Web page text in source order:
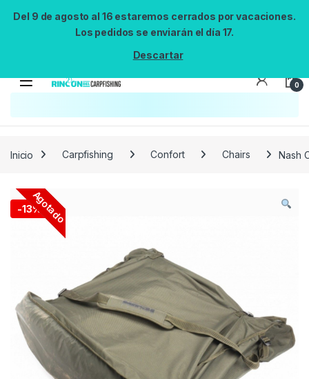
Del 9 de agosto al 16 estaremos cerrados por vacaciones.
Los pedidos se enviarán el día 17.
Descartar
0
Inicio Carpfishing Confort Chairs Nash
-13%Agotado